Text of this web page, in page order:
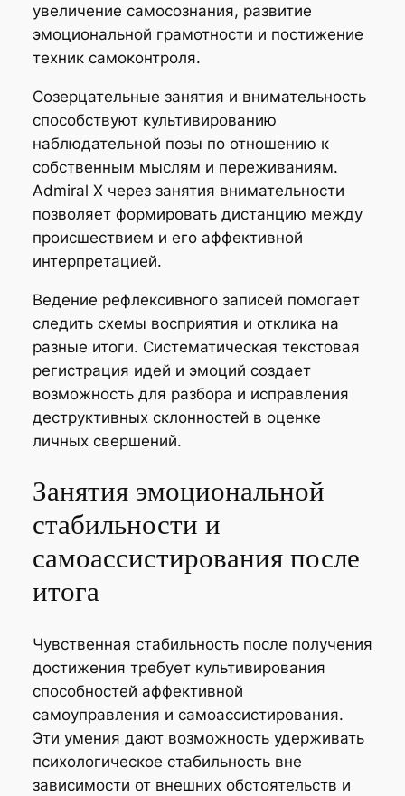
увеличение самосознания, развитие
эмоциональной грамотности и постижение
техник самоконтроля.
Созерцательные занятия и внимательность
способствуют культивированию
наблюдательной позы по отношению к
собственным мыслям и переживаниям.
Admiral X через занятия внимательности
позволяет формировать дистанцию между
происшествием и его аффективной
интерпретацией.
Ведение рефлексивного записей помогает
следить схемы восприятия и отклика на
разные итоги. Систематическая текстовая
регистрация идей и эмоций создает
возможность для разбора и исправления
деструктивных склонностей в оценке
личных свершений.
Занятия эмоциональной
стабильности и
самоассистирования после
итога
Чувственная стабильность после получения
достижения требует культивирования
способностей аффективной
самоуправления и самоассистирования.
Эти умения дают возможность удерживать
психологическое стабильность вне
зависимости от внешних обстоятельств и